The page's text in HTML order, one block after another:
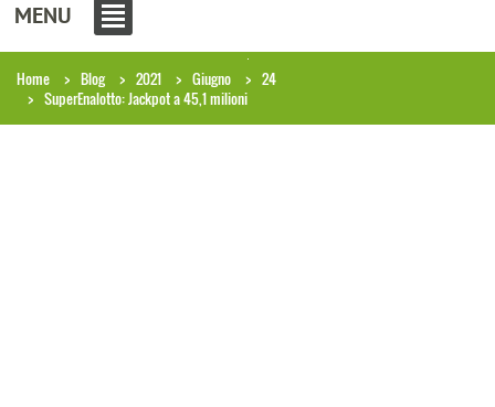
MENU
Home Blog 2021 Giugno
24
SuperEnalotto: Jackpot a 45,1 milioni